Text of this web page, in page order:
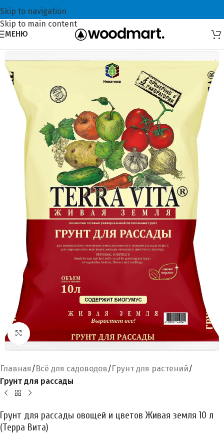
Skip to navigation
Skip to main content
МЕНЮ
Увеличить
Главная Всё для садоводов Грунт для растений
Грунт для рассады
Грунт для рассады овощей и цветов Живая земля 10 л
(Терра Вита)